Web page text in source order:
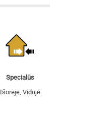
Specialūs
Išorėje, Viduje